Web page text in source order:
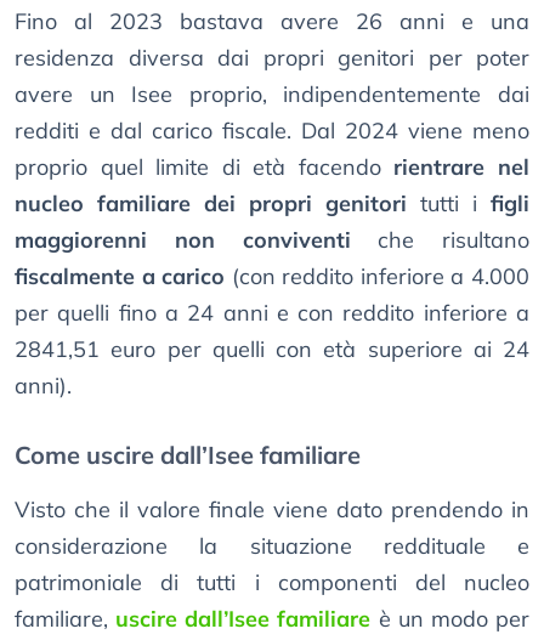
Fino al 2023 bastava avere 26 anni e una
residenza diversa dai propri genitori per poter
avere un Isee proprio, indipendentemente dai
redditi e dal carico fiscale. Dal 2024 viene meno
proprio quel limite di età facendo rientrare nel
nucleo familiare dei propri genitori tutti i figli
maggiorenni non conviventi che risultano
fiscalmente a carico (con reddito inferiore a 4.000
per quelli fino a 24 anni e con reddito inferiore a
2841,51 euro per quelli con età superiore ai 24
anni).
Come uscire dall’Isee familiare
Visto che il valore finale viene dato prendendo in
considerazione la situazione reddituale e
patrimoniale di tutti i componenti del nucleo
familiare, uscire dall’Isee familiare è un modo per